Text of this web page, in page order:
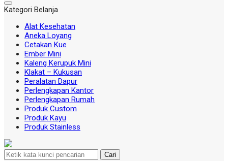
Kategori Belanja
Alat Kesehatan
Aneka Loyang
Cetakan Kue
Ember Mini
Kaleng Kerupuk Mini
Klakat – Kukusan
Peralatan Dapur
Perlengkapan Kantor
Perlengkapan Rumah
Produk Custom
Produk Kayu
Produk Stainless
Cari